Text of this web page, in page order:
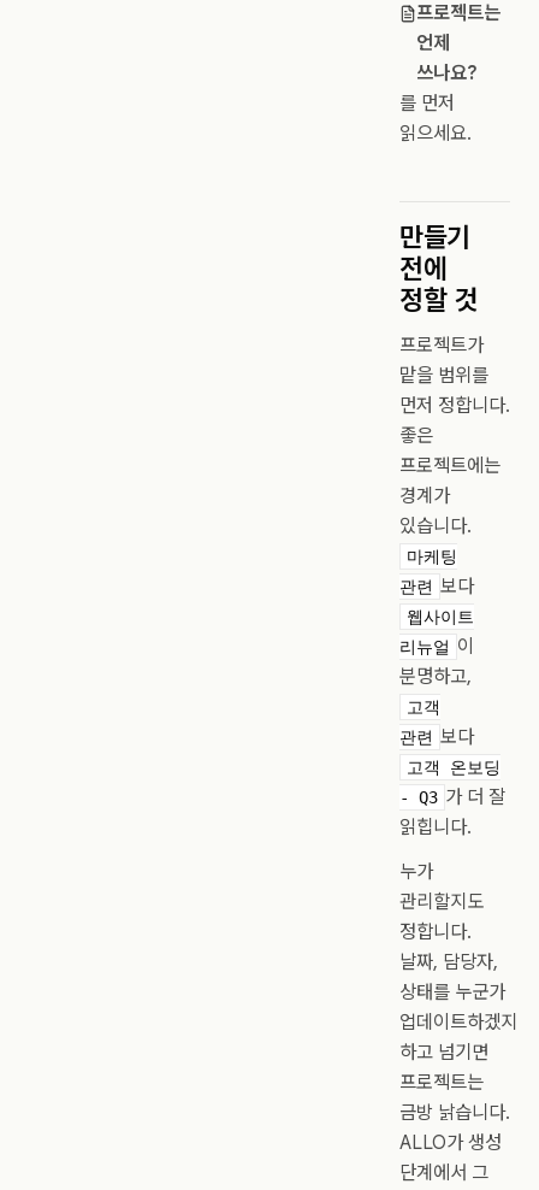
프로젝트는
언제
쓰나요?
를 먼저
읽으세요.
만들기
전에
정할 것
프로젝트가
맡을 범위를
먼저 정합니다.
좋은
프로젝트에는
경계가
있습니다.
마케팅
관련 보다
웹사이트
리뉴얼 이
분명하고,
고객
관련 보다
고객 온보딩
- Q3 가 더 잘
읽힙니다.
누가
관리할지도
정합니다.
날짜, 담당자,
상태를 누군가
업데이트하겠지
하고 넘기면
프로젝트는
금방 낡습니다.
ALLO가 생성
단계에서 그